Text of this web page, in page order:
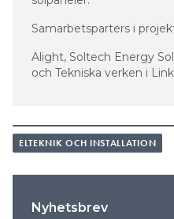
Samarbetsparters i
Alight, Soltech Energy
och Tekniska verken i
ELTEKNIK OCH INSTALLATION
Nyhetsbrev